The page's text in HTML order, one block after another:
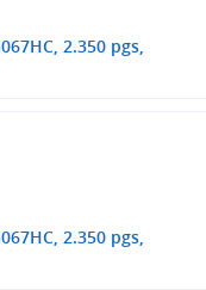
2.350 pgs,
2.350 pgs,